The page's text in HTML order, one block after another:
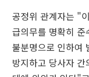
공정위 관계자는 "
급의무를 명확히
불분명으로 인하여
방지하고 당사자